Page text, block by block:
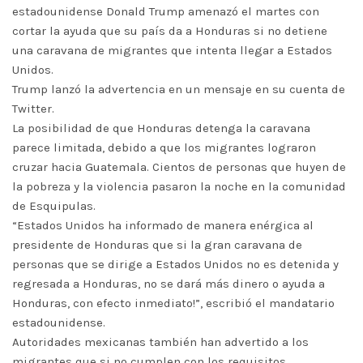
estadounidense Donald Trump amenazó el martes con
cortar la ayuda que su país da a Honduras si no detiene
una caravana de migrantes que intenta llegar a Estados
Unidos.
Trump lanzó la advertencia en un mensaje en su cuenta de
Twitter.
La posibilidad de que Honduras detenga la caravana
parece limitada, debido a que los migrantes lograron
cruzar hacia Guatemala. Cientos de personas que huyen de
la pobreza y la violencia pasaron la noche en la comunidad
de Esquipulas.
“Estados Unidos ha informado de manera enérgica al
presidente de Honduras que si la gran caravana de
personas que se dirige a Estados Unidos no es detenida y
regresada a Honduras, no se dará más dinero o ayuda a
Honduras, con efecto inmediato!”, escribió el mandatario
estadounidense.
Autoridades mexicanas también han advertido a los